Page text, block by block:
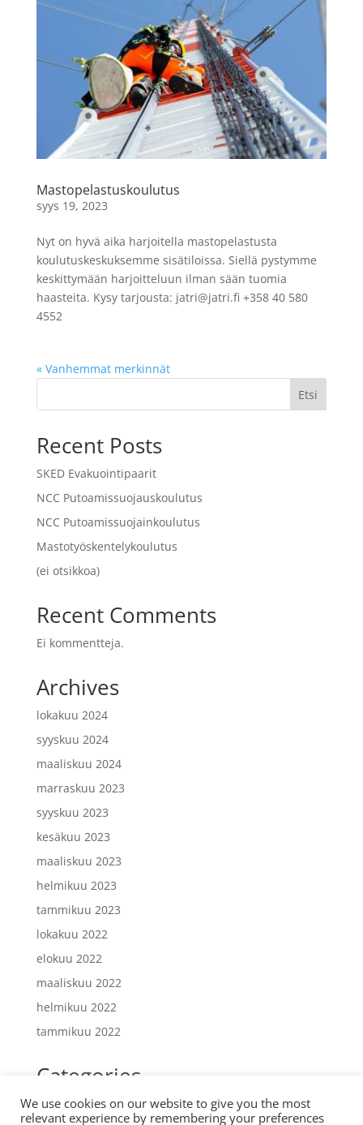
Mastopelastuskoulutus
syys 19, 2023
Nyt on hyvä aika harjoitella mastopelastusta
koulutuskeskuksemme sisätiloissa. Siellä pystymme
keskittymään harjoitteluun ilman sään tuomia
haasteita. Kysy tarjousta: jatri@jatri.fi +358 40 580
4552
« Vanhemmat merkinnät
Etsi
Recent Posts
SKED Evakuointipaarit
NCC Putoamissuojauskoulutus
NCC Putoamissuojainkoulutus
Mastotyöskentelykoulutus
(ei otsikkoa)
Recent Comments
Ei kommentteja.
Archives
lokakuu 2024
syyskuu 2024
maaliskuu 2024
marraskuu 2023
syyskuu 2023
kesäkuu 2023
maaliskuu 2023
helmikuu 2023
tammikuu 2023
lokakuu 2022
elokuu 2022
maaliskuu 2022
helmikuu 2022
tammikuu 2022
Categories
Uncategorized
We use cookies on our website to give you the most
relevant experience by remembering your preferences